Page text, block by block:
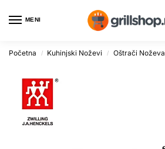
MENI
Početna / Kuhinjski Noževi / Oštrači Noževa